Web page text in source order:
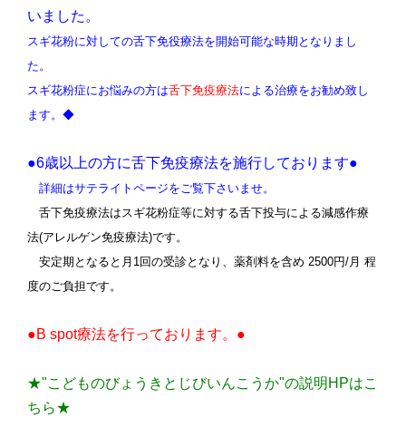
いました。
スギ花粉に対しての舌下免役療法を開始可能な時期となりまし
た。
スギ花粉症にお悩みの方は舌下免疫療法による治療をお勧め致し
ます。 ◆
●6歳以上の方に舌下免疫療法を施行しております●
詳細はサテライトページをご覧下さいませ。
舌下免疫療法はスギ花粉症等に対する舌下投与による減感作療
法(アレルゲン免疫療法)です。
安定期となると月1回の受診となり、薬剤料を含め 2500円/月 程
度のご負担です。
●B spot療法を行っております。●
★"こどものびょうきとじびいんこうか"の説明HPはこ
ちら★